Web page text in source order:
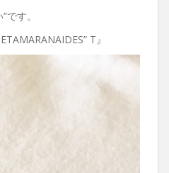
す。
T』